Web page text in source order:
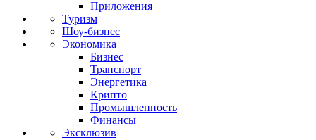
Приложения
Туризм
Шоу-бизнес
Экономика
Бизнес
Транспорт
Энергетика
Крипто
Промышленность
Финансы
Эксклюзив